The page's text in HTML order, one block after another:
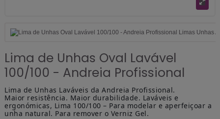
Lima de Unhas Oval Lavável
100/100 - Andreia Profissional
Lima de Unhas Laváveis da Andreia Profissional.
Maior resistência. Maior durabilidade. Laváveis e
ergonómicas, Lima 100/100 – Para modelar e aperfeiçoar a
unha natural. Para remover o Verniz Gel.